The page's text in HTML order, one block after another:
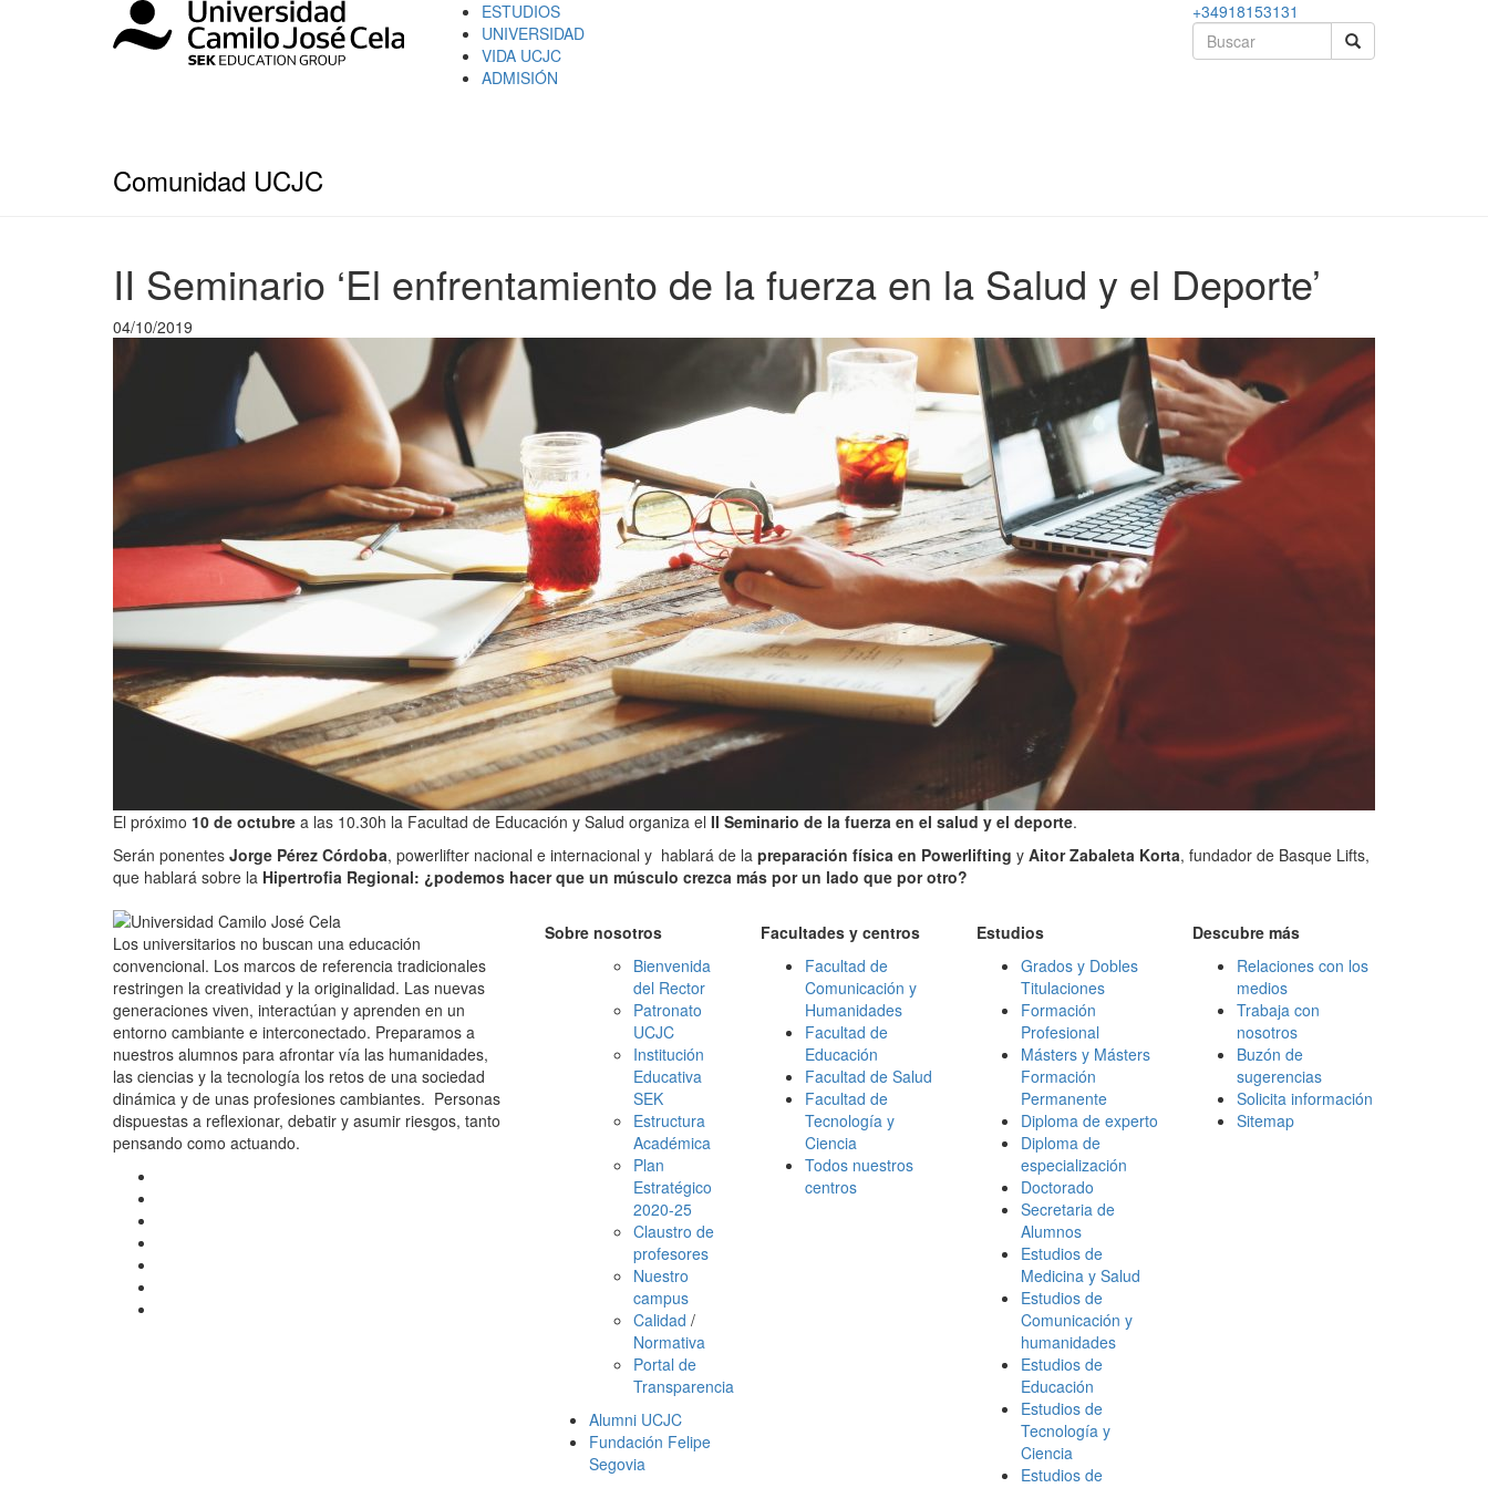
ESTUDIOS
UNIVERSIDAD
VIDA UCJC
ADMISIÓN
+34918153131
Comunidad UCJC
II Seminario ‘El enfrentamiento de la fuerza en la Salud y el Deporte’
04/10/2019
El próximo 10 de octubre a las 10.30h la Facultad de Educación y Salud organiza el II Seminario de la fuerza en el salud y el deporte.
Serán ponentes Jorge Pérez Córdoba, powerlifter nacional e internacional y hablará de la preparación física en Powerlifting y Aitor Zabaleta Korta, fundador de Basque Lifts,
que hablará sobre la Hipertrofia Regional: ¿podemos hacer que un músculo crezca más por un lado que por otro?
Los universitarios no buscan una educación
convencional. Los marcos de referencia tradicionales
restringen la creatividad y la originalidad. Las nuevas
generaciones viven, interactúan y aprenden en un
entorno cambiante e interconectado. Preparamos a
nuestros alumnos para afrontar vía las humanidades,
las ciencias y la tecnología los retos de una sociedad
dinámica y de unas profesiones cambiantes. Personas
dispuestas a reflexionar, debatir y asumir riesgos, tanto
pensando como actuando.
Sobre nosotros
Bienvenida
del Rector
Patronato
UCJC
Institución
Educativa
SEK
Estructura
Académica
Plan
Estratégico
2020-25
Claustro de
profesores
Nuestro
campus
Calidad /
Normativa
Portal de
Transparencia
Alumni UCJC
Fundación Felipe
Segovia
Facultades y centros
Facultad de
Comunicación y
Humanidades
Facultad de
Educación
Facultad de Salud
Facultad de
Tecnología y
Ciencia
Todos nuestros
centros
Estudios
Grados y Dobles
Titulaciones
Formación
Profesional
Másters y Másters
Formación
Permanente
Diploma de experto
Diploma de
especialización
Doctorado
Secretaria de
Alumnos
Estudios de
Medicina y Salud
Estudios de
Comunicación y
humanidades
Estudios de
Educación
Estudios de
Tecnología y
Ciencia
Estudios de
Descubre más
Relaciones con los
medios
Trabaja con
nosotros
Buzón de
sugerencias
Solicita información
Sitemap